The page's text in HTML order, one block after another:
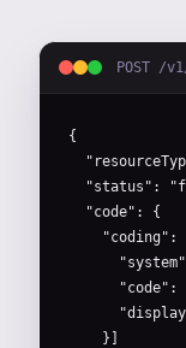
POST /
{
"status":
  "code": {
"coding":
"code":
    }]